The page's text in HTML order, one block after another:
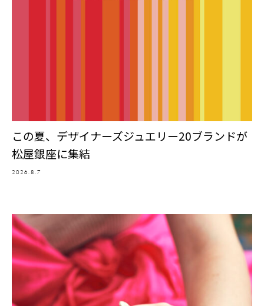
この夏、デザイナーズジュエリー20ブランドが
松屋銀座に集結
2026.8.7